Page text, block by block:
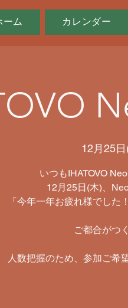
ーム カレンダー
12月25
いつもIHATOVO
​12月25日(木)、
「今年一年お疲れ様でし
ご都合がつ
人数把握のため、参加ご希